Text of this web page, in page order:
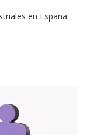
en España